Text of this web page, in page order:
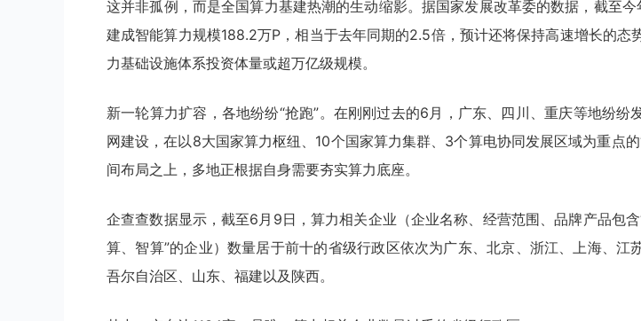
这并非孤例，而是全国算力基建热潮的生动缩影。据国家发展改革委的数据，截至
建成智能算力规模188.2万P，相当于去年同期的2.5倍，预计还将保持高速增长的态
力基础设施体系投资体量或超万亿级规模。
新一轮算力扩容，各地纷纷“抢跑”。在刚刚过去的6月，广东、四川、重庆等地纷纷
网建设，在以8大国家算力枢纽、10个国家算力集群、3个算电协同发展区域为重点
间布局之上，多地正根据自身需要夯实算力底座。
企查查数据显示，截至6月9日，算力相关企业（企业名称、经营范围、品牌产品包
算、智算”的企业）数量居于前十的省级行政区依次为广东、北京、浙江、上海、江
吾尔自治区、山东、福建以及陕西。